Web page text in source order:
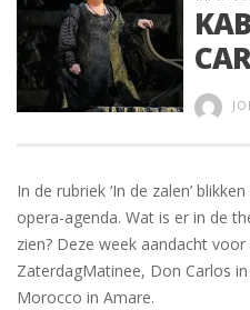
In de rubriek ‘In de zalen’
opera-agenda. Wat is er in de
zien? Deze week aandacht voor
ZaterdagMatinee, Don Carlos
Morocco in Amare.